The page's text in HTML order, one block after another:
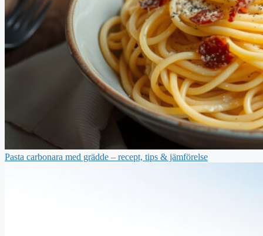
Pasta carbonara med grädde – recept, tips & jämförelse